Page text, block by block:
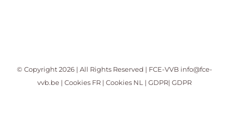
© Copyright2026 | All Rights Reserved | FCE-VVB info@fce-
vvb.be | Cookies FR | Cookies NL | GDPR| GDPR